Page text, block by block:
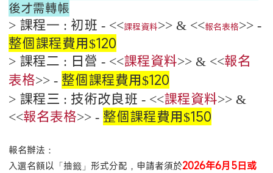
後才需轉帳
> 課程一 : 初班 - <<課程資料>> & <<報名表格>> -
整個課程費用$120
> 課程二 : 日營 - <<課程資料>> & <<報名
表格>> - 整個課程費用$120
> 課程三 : 技術改良班 - <<課程資料>> &
<<報名表格>> - 整個課程費用$150
報名辦法：
入選名額以「抽籤」形式分配，申請者須於2026年6月5日或